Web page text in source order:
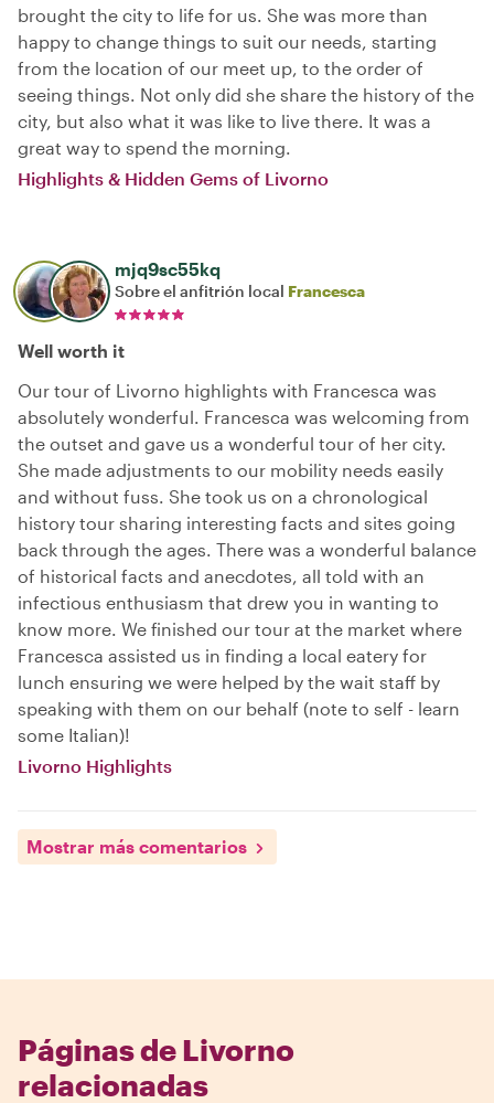
brought the city to life for us. She was more than
happy to change things to suit our needs, starting
from the location of our meet up, to the order of
seeing things. Not only did she share the history of the
city, but also what it was like to live there. It was a
great way to spend the morning.
Highlights & Hidden Gems of Livorno
mjq9sc55kq
Sobre el anfitrión local Francesca
Well worth it
Our tour of Livorno highlights with Francesca was
absolutely wonderful. Francesca was welcoming from
the outset and gave us a wonderful tour of her city.
She made adjustments to our mobility needs easily
and without fuss. She took us on a chronological
history tour sharing interesting facts and sites going
back through the ages. There was a wonderful balance
of historical facts and anecdotes, all told with an
infectious enthusiasm that drew you in wanting to
know more. We finished our tour at the market where
Francesca assisted us in finding a local eatery for
lunch ensuring we were helped by the wait staff by
speaking with them on our behalf (note to self - learn
some Italian)!
Livorno Highlights
Mostrar más comentarios
Páginas de Livorno
relacionadas